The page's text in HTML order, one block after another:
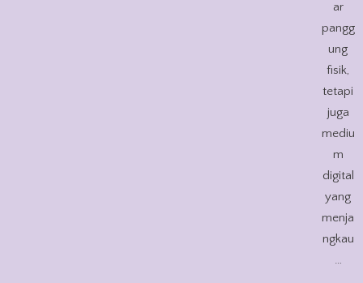
ar
pangg
ung
fisik,
tetapi
juga
mediu
m
digital
yang
menja
ngkau
…